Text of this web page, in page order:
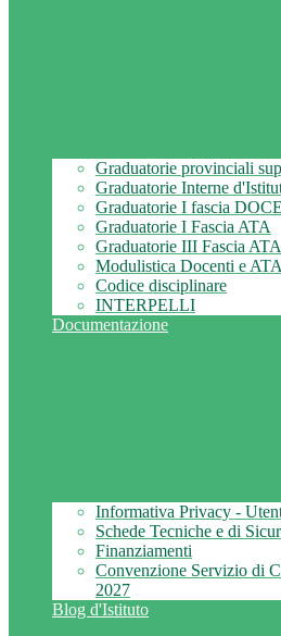
Graduatorie provinciali
Graduatorie Interne
Graduatorie I fascia
Graduatorie I Fascia ATA
Graduatorie III Fascia ATA
Modulistica Docenti e ATA
Codice disciplinare
INTERPELLI
Documentazione
Informativa Privacy -
Schede Tecniche e di
Finanziamenti
Convenzione Servizio di
2027
Blog d'Istituto